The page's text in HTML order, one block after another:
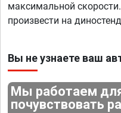
максимальной
произвести на
Вы не узнаете ваш
Мы работаем
почувствовать